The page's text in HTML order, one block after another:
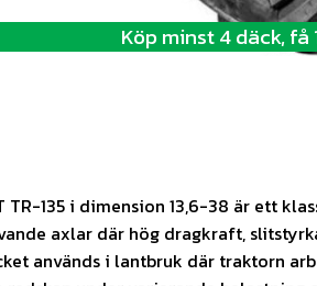
Köp minst 4 däck,
TR-135 i dimension 13,6-38 är ett
axlar där hög dragkraft,
används i lantbruk där traktorn